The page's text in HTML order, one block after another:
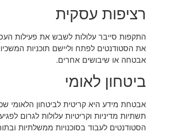
רציפות עסקית
התקפות סייבר עלולות לשבש את פעילות
את הסטודנטים לפתח וליישם תוכניות
אבטחה או שיבושים אחרים.
ביטחון לאומי
אבטחת מידע היא קריטית לביטחון הלאומי
תשתיות מדיניות וקריטיות עלולות לגרום
הסטודנטים לעבוד בסוכנויות ממשלתיות